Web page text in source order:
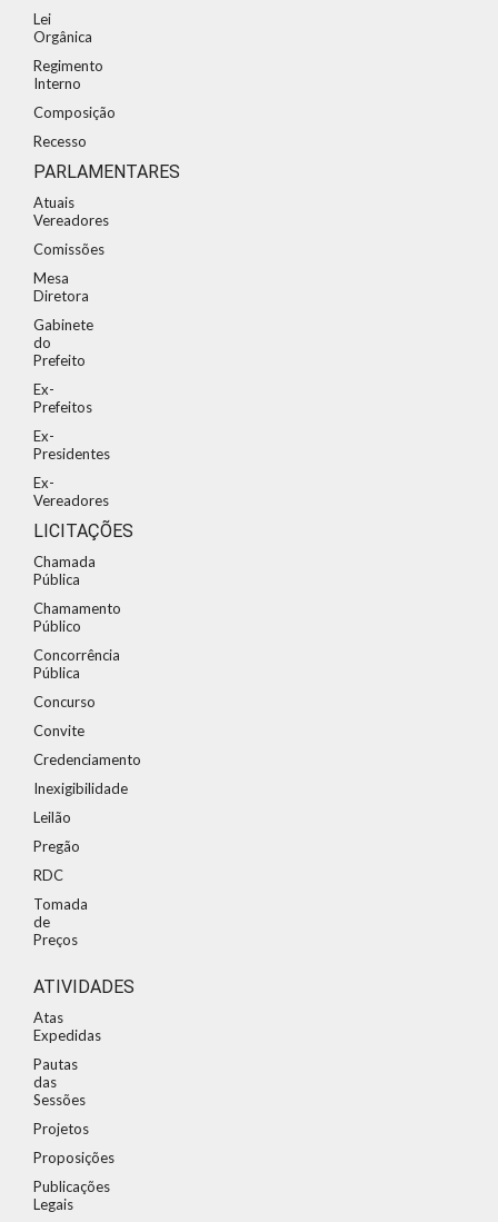
Lei
Orgânica
Regimento
Interno
Composição
Recesso
PARLAMENTARES
Atuais
Vereadores
Comissões
Mesa
Diretora
Gabinete
do
Prefeito
Ex-
Prefeitos
Ex-
Presidentes
Ex-
Vereadores
LICITAÇÕES
Chamada
Pública
Chamamento
Público
Concorrência
Pública
Concurso
Convite
Credenciamento
Inexigibilidade
Leilão
Pregão
RDC
Tomada
de
Preços
ATIVIDADES
Atas
Expedidas
Pautas
das
Sessões
Projetos
Proposições
Publicações
Legais